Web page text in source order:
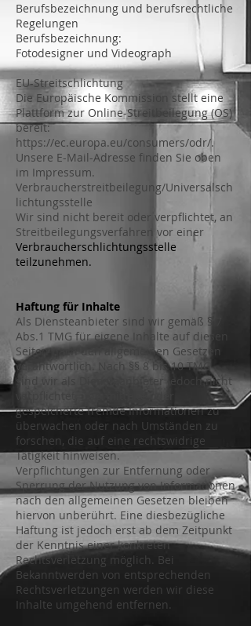
Berufsbezeichnung und berufsrechtliche
Regelungen
Berufsbezeichnung:
Fotodesigner und Videograph
EU-Streitschlichtung
Die Europäische Kommission stellt eine
Plattform zur Online-Streitbeilegung (OS)
bereit:
https://ec.europa.eu/consumers/odr/.
Unsere E-Mail-Adresse finden Sie oben
im Impressum.
Verbraucherstreitbeilegung/Universalsch
lichtungsstelle
Wir sind nicht bereit oder verpflichtet, an
Streitbeilegungsverfahren vor einer
Verbraucherschlichtungsstelle
teilzunehmen.
Haftung für Inhalte
Als Diensteanbieter sind wir gemäß § 7
Abs.1 TMG für eigene Inhalte auf diesen
Seiten nach den allgemeinen Gesetzen
verantwortlich. Nach §§ 8 bis 10 TMG
sind wir als Diensteanbieter jedoch nicht
gespeicherte fremde Informationen zu
überwachen oder nach Umständen zu
forschen, die auf eine rechtswidrige
Tätigkeit hinweisen.
Verpflichtungen zur Entfernung oder
Sperrung der Nutzung von Informationen
nach den allgemeinen Gesetzen bleiben
hiervon unberührt. Eine diesbezügliche
Haftung ist jedoch erst ab dem Zeitpunkt
der Kenntnis einer konkreten
Rechtsverletzung möglich. Bei
Bekanntwerden von entsprechenden
Rechtsverletzungen werden wir diese
Inhalte umgehend entfernen.